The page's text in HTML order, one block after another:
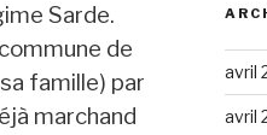
Sarde.
de
famille) par
marchand
avril
avril